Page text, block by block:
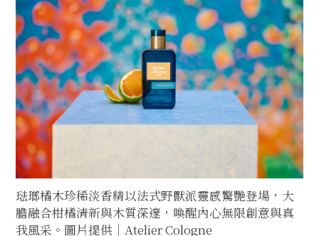
琺瑯橘木珍稀淡香精以法式野獸派靈感驚艷登場，大
膽融合柑橘清新與木質深邃，喚醒內心無限創意與真
我風采。圖片提供｜Atelier Cologne